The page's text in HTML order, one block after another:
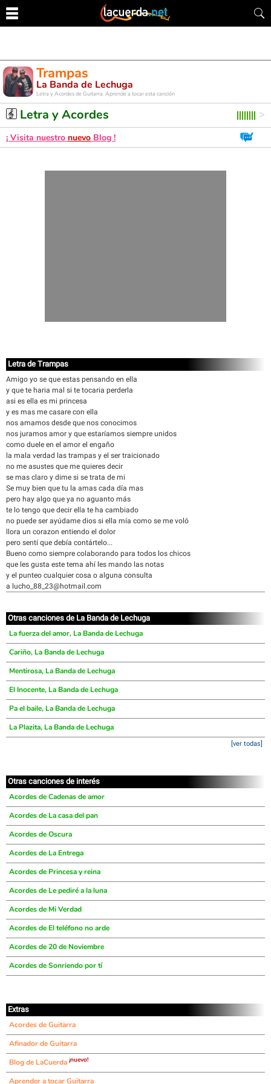
Trampas
La Banda de Lechuga
Letra y Acordes de Guitarra. Aprende a tocar esta canción
Letra y Acordes
¡ Visita nuestro nuevo Blog !
Letra de Trampas
Amigo yo se que estas pensando en ella
y que te haria mal si te tocaria perderla
asi es ella es mi princesa
y es mas me casare con ella
nos amamos desde que nos conocimos
nos juramos amor y que estaríamos siempre unidos
como duele en el amor el engaño
la mala verdad las trampas y el ser traicionado
no me asustes que me quieres decir
se mas claro y dime si se trata de mi
Se muy bien que tu la amas cada día mas
pero hay algo que ya no aguanto más
te lo tengo que decir ella te ha cambiado
no puede ser ayúdame dios si ella mía como se me voló
llora un corazon entiendo el dolor
pero sentí que debía contártelo...
Bueno como siempre colaborando para todos los chicos
que les gusta este tema ahí les mando las notas
y el punteo cualquier cosa o alguna consulta
a lucho_88_23@hotmail.com
Otras canciones de La Banda de Lechuga
La fuerza del amor, La Banda de Lechuga
Cariño, La Banda de Lechuga
Mentirosa, La Banda de Lechuga
El Inocente, La Banda de Lechuga
Pa el baile, La Banda de Lechuga
La Plazita, La Banda de Lechuga
[ver todas]
Otras canciones de interés
Acordes de Cadenas de amor
Acordes de La casa del pan
Acordes de Oscura
Acordes de La Entrega
Acordes de Princesa y reina
Acordes de Le pediré a la luna
Acordes de Mi Verdad
Acordes de El teléfono no arde
Acordes de 20 de Noviembre
Acordes de Sonriendo por tí
Extras
Acordes de Guitarra
Afinador de Guitarra
Blog de LaCuerda ¡nuevo!
Aprender a tocar Guitarra